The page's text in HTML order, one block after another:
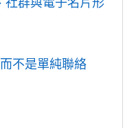
社群與電子名片形
不是單純聯絡